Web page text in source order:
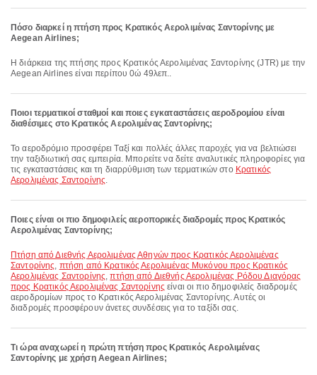
Πόσο διαρκεί η πτήση προς Κρατικός Αερολιμένας Σαντορίνης με
Aegean Airlines;
Η διάρκεια της πτήσης προς Κρατικός Αερολιμένας Σαντορίνης (JTR) με την
Aegean Airlines είναι περίπου 0ώ 49λεπ..
Ποιοι τερματικοί σταθμοί και ποιες εγκαταστάσεις αεροδρομίου είναι
διαθέσιμες στο Κρατικός Αερολιμένας Σαντορίνης;
Το αεροδρόμιο προσφέρει Ταξί και πολλές άλλες παροχές για να βελτιώσει
την ταξιδιωτική σας εμπειρία. Μπορείτε να δείτε αναλυτικές πληροφορίες για
τις εγκαταστάσεις και τη διαρρύθμιση των τερματικών στο Κρατικός
Αερολιμένας Σαντορίνης.
Ποιες είναι οι πιο δημοφιλείς αεροπορικές διαδρομές προς Κρατικός
Αερολιμένας Σαντορίνης;
πτήση από Διεθνής Αερολιμένας Αθηνών προς Κρατικός Αερολιμένας
Σαντορίνης, πτήση από Κρατικός Αερολιμένας Μυκόνου προς Κρατικός
Αερολιμένας Σαντορίνης,πτήση από Διεθνής Αερολιμένας Ρόδου Διαγόρας
προς Κρατικός Αερολιμένας Σαντορίνης είναι οι πιο δημοφιλείς διαδρομές
αεροδρομίων προς το Κρατικός Αερολιμένας Σαντορίνης. Αυτές οι
διαδρομές προσφέρουν άνετες συνδέσεις για το ταξίδι σας.
Τι ώρα αναχωρεί η πρώτη πτήση προς Κρατικός Αερολιμένας
Σαντορίνης με χρήση Aegean Airlines;